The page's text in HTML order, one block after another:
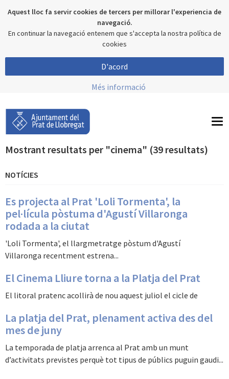
Aquest lloc fa servir cookies de tercers per millorar l'experiencia de
navegació.
En continuar la navegació entenem que s'accepta la nostra política de
cookies
D'acord
Més informació
Mostrant resultats per "cinema" (39 resultats)
NOTÍCIES
Es projecta al Prat 'Loli Tormenta', la
pel·lícula pòstuma d'Agustí Villaronga
rodada a la ciutat
'Loli Tormenta', el llargmetratge pòstum d'Agustí
Villaronga recentment estrena...
El Cinema Lliure torna a la Platja del Prat
El litoral pratenc acollirà de nou aquest juliol el cicle de
La platja del Prat, plenament activa des del
mes de juny
La temporada de platja arrenca al Prat amb un munt
d’activitats previstes perquè tot tipus de públics puguin gaudi...